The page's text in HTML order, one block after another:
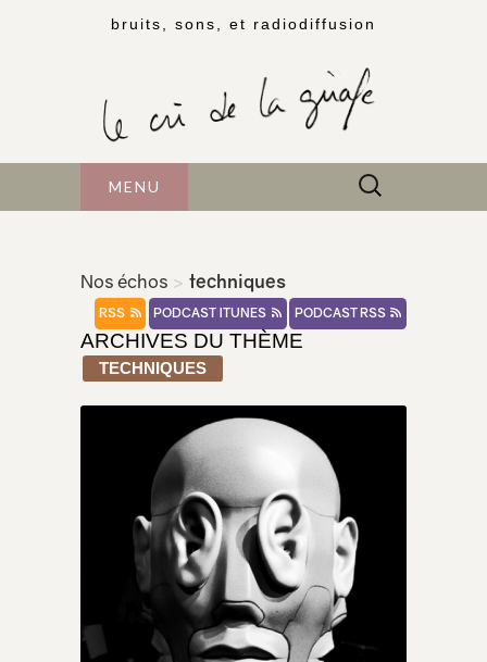
bruits, sons, et radiodiffusion
MENU Rechercher :
Nos échos > techniques
PODCAST RSS
PODCAST ITUNES
RSS
ARCHIVES DU THÈME
TECHNIQUES